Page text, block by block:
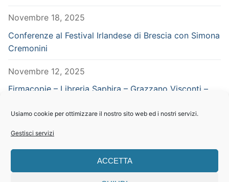
Usiamo cookie per ottimizzare il nostro sito web ed i nostri servizi.
Gestisci servizi
ACCETTA
Novembre 18, 2025
Conferenze al Festival Irlandese di Brescia con Simona
Cremonini
Novembre 12, 2025
Firmacopie – Libreria Saphira – Grazzano Visconti –
CERCA NEL SITO